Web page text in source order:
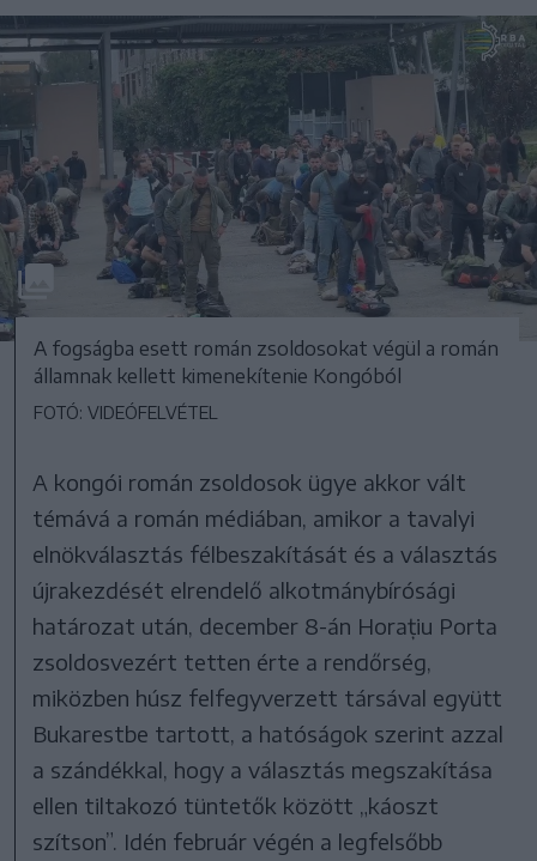
A fogságba esett román zsoldosokat végül a román
államnak kellett kimenekítenie Kongóból
FOTÓ: VIDEÓFELVÉTEL
A kongói román zsoldosok ügye akkor vált
témává a román médiában, amikor a tavalyi
elnökválasztás félbeszakítását és a választás
újrakezdését elrendelő alkotmánybírósági
határozat után, december 8-án Horațiu Porta
zsoldosvezért tetten érte a rendőrség,
miközben húsz felfegyverzett társával együtt
Bukarestbe tartott, a hatóságok szerint azzal
a szándékkal, hogy a választás megszakítása
ellen tiltakozó tüntetők között „káoszt
szítson”. Idén február végén a legfelsőbb